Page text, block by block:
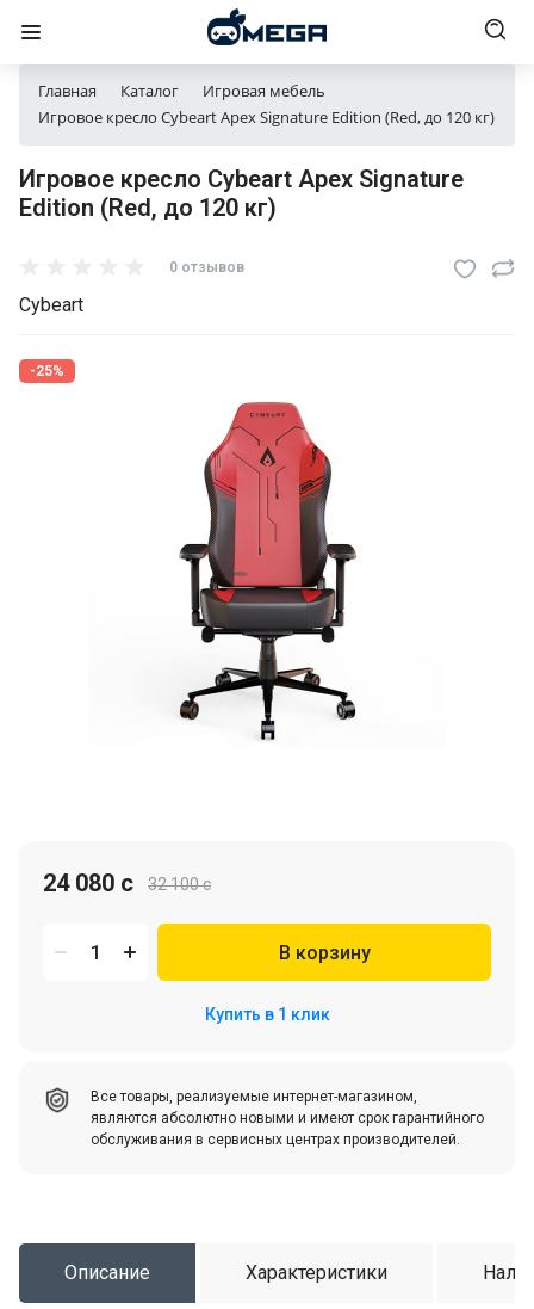
Главная Каталог
Игровая мебель
Игровое кресло Cybeart Apex Signature Edition (Red, до 120 кг)
Игровое кресло Cybeart Apex Signature
Edition (Red, до 120 кг)
0 отзывов
Cybeart
-25%
32 100 c
24 080 c
В корзину
Купить в 1 клик
Все товары, реализуемые интернет-магазином,
являются абсолютно новыми и имеют срок гарантийного
обслуживания в сервисных центрах производителей.
Описание Характеристики